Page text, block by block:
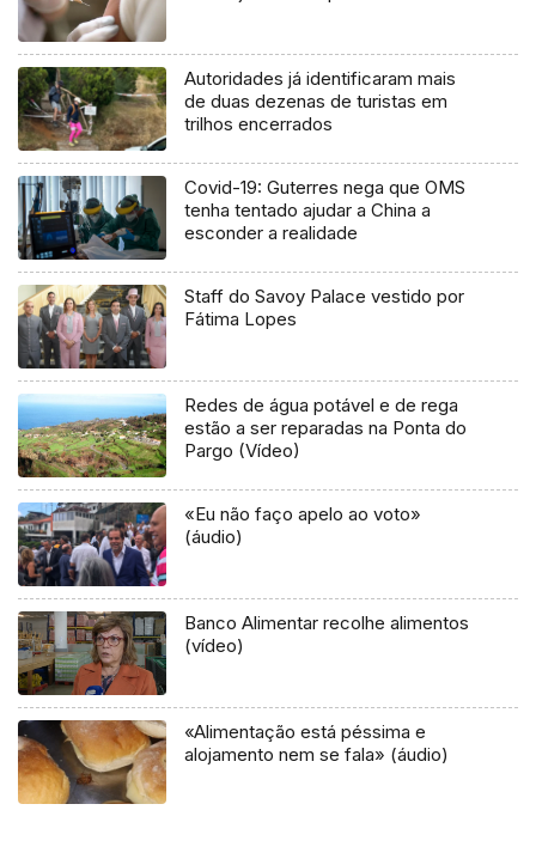
Autoridades já identificaram mais
de duas dezenas de turistas em
trilhos encerrados
Covid-19: Guterres nega que OMS
tenha tentado ajudar a China a
esconder a realidade
Staff do Savoy Palace vestido por
Fátima Lopes
Redes de água potável e de rega
estão a ser reparadas na Ponta do
Pargo (Vídeo)
«Eu não faço apelo ao voto»
(áudio)
Banco Alimentar recolhe alimentos
(vídeo)
«Alimentação está péssima e
alojamento nem se fala» (áudio)